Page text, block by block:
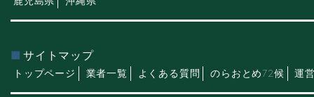
サイトマップ
トップページ 業者一覧 よくある質問 のらおとめ72候 運